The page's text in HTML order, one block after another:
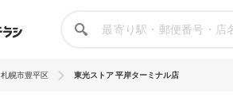
札幌市豊平区 東光ストア 平岸ターミナル店